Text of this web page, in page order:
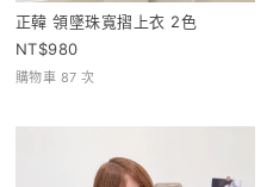
正韓 領墜珠寬摺上衣 2色
980
購物車 87 次